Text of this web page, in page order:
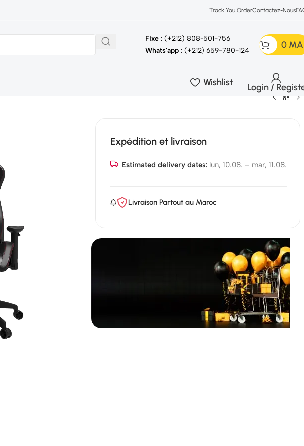
Track You OrderContactez-Nous
Fixe : (+212) 808-501-756
Whats'app : (+212) 659-780-124
0
Wishlist Login /
Expédition et livraison
Estimated delivery dates: lun, 10.08. – mar, 11.08.
Livraison Partout au Maroc